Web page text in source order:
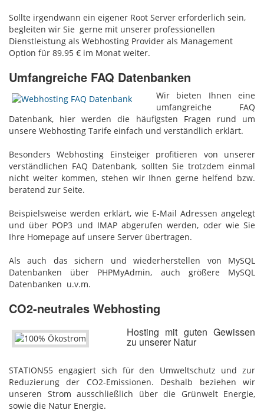
Sollte irgendwann ein eigener Root Server erforderlich sein,
begleiten wir Sie gerne mit unserer professionellen
Dienstleistung als Webhosting Provider als Management
Option für 89.95 € im Monat weiter.
Umfangreiche FAQ Datenbanken
Wir bieten Ihnen eine
umfangreiche FAQ
Datenbank, hier werden die häufigsten Fragen rund um
unsere Webhosting Tarife einfach und verständlich erklärt.
Besonders Webhosting Einsteiger profitieren von unserer
verständlichen FAQ Datenbank, sollten Sie trotzdem einmal
nicht weiter kommen, stehen wir Ihnen gerne helfend bzw.
beratend zur Seite.
Beispielsweise werden erklärt, wie E-Mail Adressen angelegt
und über POP3 und IMAP abgerufen werden, oder wie Sie
Ihre Homepage auf unsere Server übertragen.
Als auch das sichern und wiederherstellen von MySQL
Datenbanken über PHPMyAdmin, auch größere MySQL
Datenbanken u.v.m.
CO2-neutrales Webhosting
Hosting mit guten Gewissen
zu unserer Natur
STATION55 engagiert sich für den Umweltschutz und zur
Reduzierung der CO2-Emissionen. Deshalb beziehen wir
unseren Strom ausschließlich über die Grünwelt Energie,
sowie die Natur Energie.